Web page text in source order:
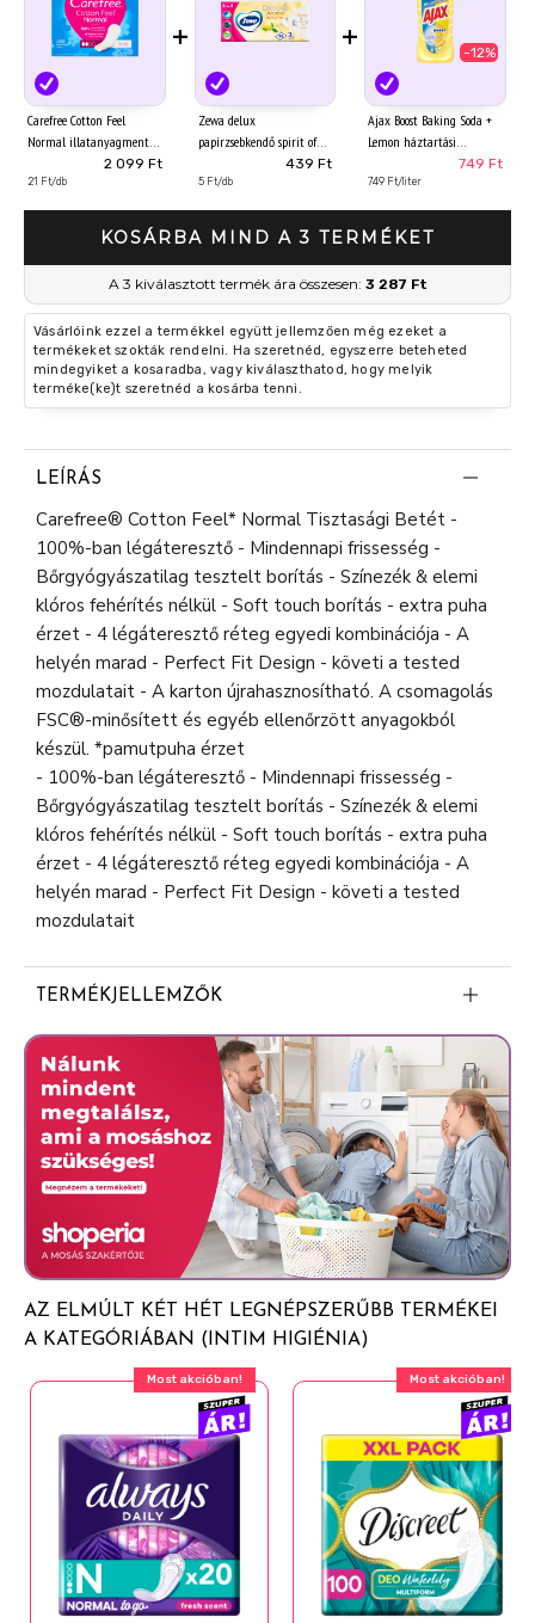
Carefree Cotton Feel
Normal illatanyagmentes
tisztasági betét 100 db
2 099 Ft
21 Ft/db
+
Zewa delux
papírzsebkendő spirit of
tea 3 rétegű 90 db439 Ft
5 Ft/db
+
-12%
Ajax Boost Baking Soda +
Lemon háztartási
tisztítószer 1000 ml749 Ft
749 Ft/liter
KOSÁRBA MIND A 3 TERMÉKET
A 3 kiválasztott termék ára összesen: 3 287 Ft
Vásárlóink ezzel a termékkel együtt jellemzően még ezeket a
termékeket szokták rendelni. Ha szeretnéd, egyszerre beteheted
mindegyiket a kosaradba, vagy kiválaszthatod, hogy melyik
terméke(ke)t szeretnéd a kosárba tenni.
LEÍRÁS
Carefree® Cotton Feel* Normal Tisztasági Betét -
100%-ban légáteresztő - Mindennapi frissesség -
Bőrgyógyászatilag tesztelt borítás - Színezék & elemi
klóros fehérítés nélkül - Soft touch borítás - extra puha
érzet - 4 légáteresztő réteg egyedi kombinációja - A
helyén marad - Perfect Fit Design - követi a tested
mozdulatait - A karton újrahasznosítható. A csomagolás
FSC®-minősített és egyéb ellenőrzött anyagokból
készül. *pamutpuha érzet
- 100%-ban légáteresztő - Mindennapi frissesség -
Bőrgyógyászatilag tesztelt borítás - Színezék & elemi
klóros fehérítés nélkül - Soft touch borítás - extra puha
érzet - 4 légáteresztő réteg egyedi kombinációja - A
helyén marad - Perfect Fit Design - követi a tested
mozdulatait
TERMÉKJELLEMZŐK
Pamutpuha érzet
AZ ELMÚLT KÉT HÉT LEGNÉPSZERŰBB TERMÉKEI
A KATEGÓRIÁBAN (INTIM HIGIÉNIA)
Most akcióban! Most akcióban!